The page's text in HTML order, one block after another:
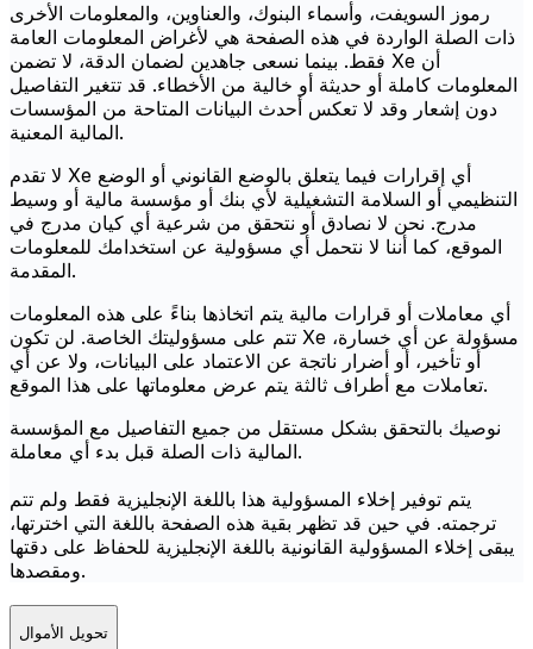
رموز السويفت، وأسماء البنوك، والعناوين، والمعلومات الأخرى
ذات الصلة الواردة في هذه الصفحة هي لأغراض المعلومات العامة
فقط. بينما نسعى جاهدين لضمان الدقة، لا تضمن Xe أن
المعلومات كاملة أو حديثة أو خالية من الأخطاء. قد تتغير التفاصيل
دون إشعار وقد لا تعكس أحدث البيانات المتاحة من المؤسسات
المالية المعنية.
لا تقدم Xe أي إقرارات فيما يتعلق بالوضع القانوني أو الوضع
التنظيمي أو السلامة التشغيلية لأي بنك أو مؤسسة مالية أو وسيط
مدرج. نحن لا نصادق أو نتحقق من شرعية أي كيان مدرج في
الموقع، كما أننا لا نتحمل أي مسؤولية عن استخدامك للمعلومات
المقدمة.
أي معاملات أو قرارات مالية يتم اتخاذها بناءً على هذه المعلومات
تتم على مسؤوليتك الخاصة. لن تكون Xe مسؤولة عن أي خسارة،
أو تأخير، أو أضرار ناتجة عن الاعتماد على البيانات، ولا عن أي
تعاملات مع أطراف ثالثة يتم عرض معلوماتها على هذا الموقع.
نوصيك بالتحقق بشكل مستقل من جميع التفاصيل مع المؤسسة
المالية ذات الصلة قبل بدء أي معاملة.
يتم توفير إخلاء المسؤولية هذا باللغة الإنجليزية فقط ولم تتم
ترجمته. في حين قد تظهر بقية هذه الصفحة باللغة التي اخترتها،
يبقى إخلاء المسؤولية القانونية باللغة الإنجليزية للحفاظ على دقتها
ومقصدها.
تحويل الأموال